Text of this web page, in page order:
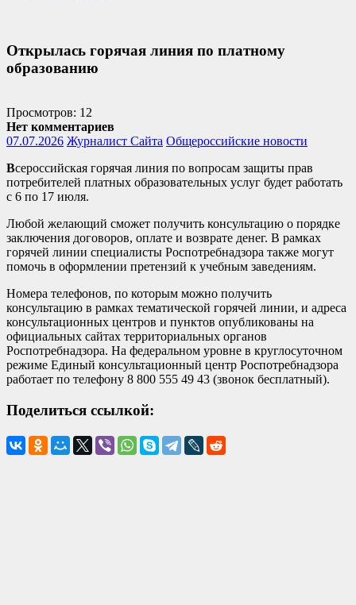
Открылась горячая линия по платному
образованию
Просмотров: 12
Нет комментариев
07.07.2026 Журналист Сайта Общероссийские новости
Всероссийская горячая линия по вопросам защиты прав
потребителей платных образовательных услуг будет работать
с 6 по 17 июля.
Любой желающий сможет получить консультацию о порядке
заключения договоров, оплате и возврате денег. В рамках
горячей линии специалисты Роспотребнадзора также могут
помочь в оформлении претензий к учебным заведениям.
Номера телефонов, по которым можно получить
консультацию в рамках тематической горячей линии, и адреса
консультационных центров и пунктов опубликованы на
официальных сайтах территориальных органов
Роспотребнадзора. На федеральном уровне в круглосуточном
режиме Единый консультационный центр Роспотребнадзора
работает по телефону 8 800 555 49 43 (звонок бесплатный).
Поделиться ссылкой: